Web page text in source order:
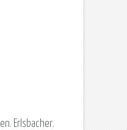
Erlsbacher.